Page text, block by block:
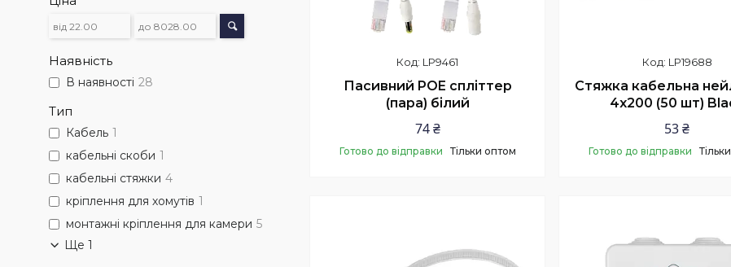
LP9461
Пасивний POE спліттер
(пара) білий
74 ₴
Готово до відправки Тільки оптом
LP19688
Стяжка кабельна
4х200 (50 шт)
53 ₴
Готово до відправки
Наявність
В наявності 28
Тип
Кабель 1
кабельні скоби 1
кабельні стяжки 4
кріплення для хомутів 1
монтажні кріплення для камери 5
Ще 1